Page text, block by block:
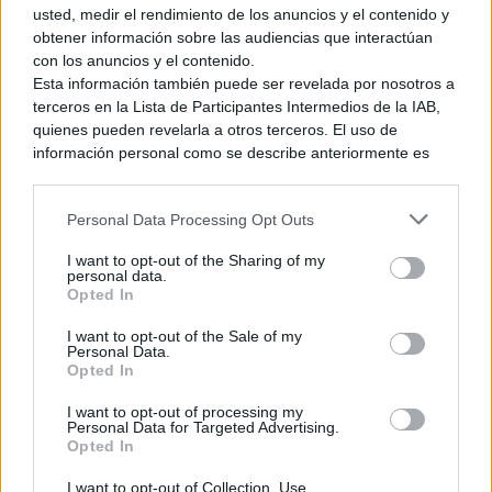
usted, medir el rendimiento de los anuncios y el contenido y
obtener información sobre las audiencias que interactúan
con los anuncios y el contenido.
Esta información también puede ser revelada por nosotros a
terceros en la Lista de Participantes Intermedios de la IAB,
quienes pueden revelarla a otros terceros. El uso de
información personal como se describe anteriormente es
generamos contenido relevante para nuestra audiencia.
recopilación y uso de datos en nuestra Política de
Privacidad.
terceros por nuestra parte, utilice la siguiente opción de
exclusión y confirme su selección. Tenga en cuenta que
después de que se procese su solicitud de exclusión, es
posible que continúe viendo anuncios basados en intereses
basados en la información personal utilizada por nosotros o
en información personal divulgada a terceros antes de su
Personal Data Processing Opt Outs
I want to opt-out of the Sharing of my
personal data.
Opted In
I want to opt-out of the Sale of my
Personal Data.
Opted In
I want to opt-out of processing my
Personal Data for Targeted Advertising.
Opted In
I want to opt-out of Collection, Use,
¿Qué podemos esperar de este nuevo Indie World? Como
siempre,es imprevisible. Lo normal será encontrarnos con
novedades detítulos anunciadosy aún por llegar a
nuestras consolas, pero también con la aparición deIP
una presentación de estas características, habrá muchos que
esperen novedades sobre el esperadísimo Hollow Knight:
Silksong… Aunque, en mi
, no contaría
demasiado con ello. A pesar de ello, no es óbice para estar
seguros de que podremos ver bastantes títulos interesantes
con capacidad para hacerse
Final Fantasy Resonance estrena tráiler